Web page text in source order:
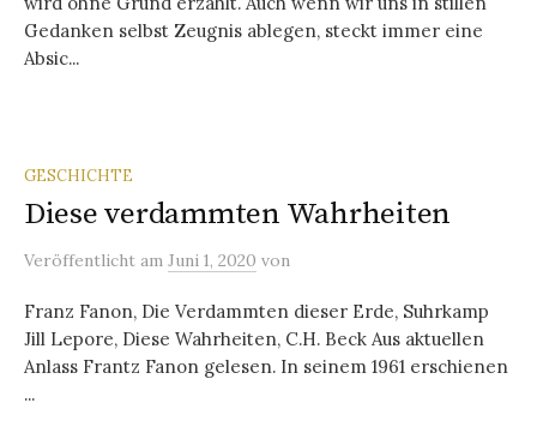
Gedanken selbst Zeugnis ablegen, steckt immer eine
Absic...
GESCHICHTE
Diese verdammten Wahrheiten
Veröffentlicht am Juni 1, 2020 von
Franz Fanon, Die Verdammten dieser Erde, Suhrkamp
Jill Lepore, Diese Wahrheiten, C.H. Beck Aus aktuellen
Anlass Frantz Fanon gelesen. In seinem 1961 erschienen
...